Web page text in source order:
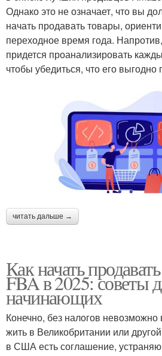
Однако это не означает, что вы
начать продавать товары,
переходное время года.
придется проанализировать
чтобы убедиться, что его выгодно
читать дальше →
Как начать
FBA в 2025: советы
начинающих
Конечно, без налогов
жить в Великобритании или
в США есть соглашение,